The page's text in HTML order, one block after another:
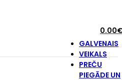
0.00
GALVENAIS
VEIKALS
PREČU
PIEGĀDE UN